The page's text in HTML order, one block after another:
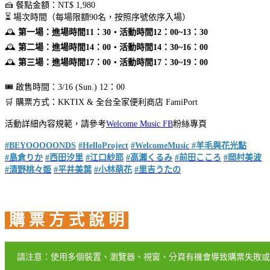
🍰 餐點金額：NT$ 1,980
⏳ 場次時間（每場限額90名，按照序號依序入場）
🕰 第一場：進場時間11：30‧活動時間12：00~13：30
🕰 第二場：進場時間14：00‧活動時間14：30~16：00
🕰 第三場：進場時間17：00‧活動時間17：30~19：00
🎟 啟售時間：3/16 (Sun.) 12：00
🛒 購票方式：KKTIX & 全台全家便利商店 FamiPort
活動詳細內容規範，請參考Welcome Music FB粉絲專頁
#BEYOOOOONDS #HelloProject #WelcomeMusic #羊毛與花光點
#島倉りか #西田汐里 #江口紗耶 #高瀬くるみ #前田こころ #岡村美波
#清野桃々姫 #平井美葉 #小林萌花 #里吉うたの
購 票 方 式 說 明
請注意：使用多個裝置、瀏覽器、視窗、分頁有機會導致購票失敗